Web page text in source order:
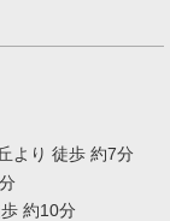
より 徒歩 約7分
約10分